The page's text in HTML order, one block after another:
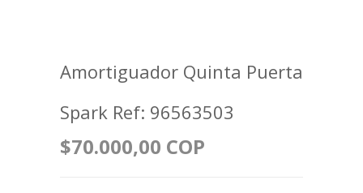
Amortiguador Quinta Puerta
Spark Ref: 96563503
$70.000,00 COP